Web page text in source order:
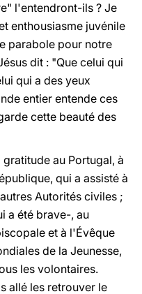
l'entendront-ils ? Je
enthousiasme juvénile
parabole pour notre
dit : "Que celui qui
qui a des yeux
entier entende ces
cette beauté des
au Portugal, à
qui a assisté à
Autorités civiles ;
a été brave-, au
et à l'Évêque
de la Jeunesse,
les volontaires.
allé les retrouver le